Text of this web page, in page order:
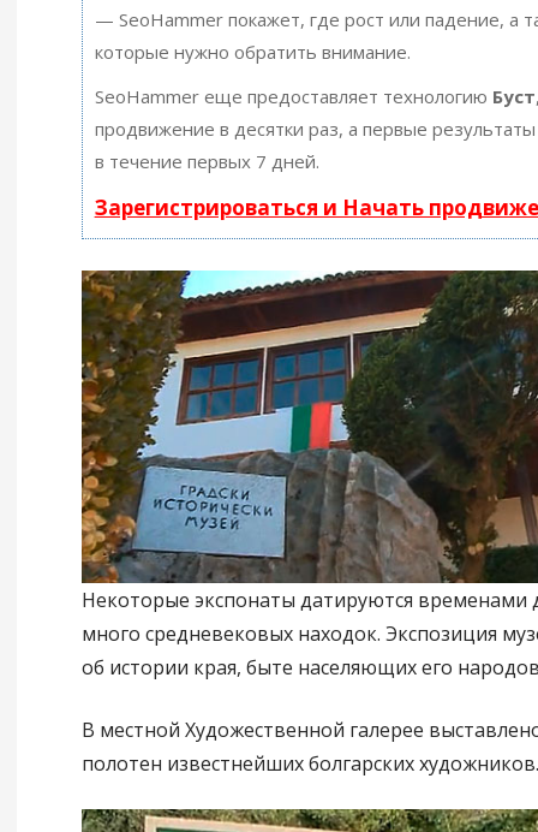
— SeoHammer покажет, где рост или падение, а
которые нужно обратить внимание.
SeoHammer еще предоставляет технологию Буст
продвижение в десятки раз, а первые
в течение первых 7 дней.
Зарегистрироваться и Начать
Некоторые экспонаты датируются временами
много средневековых находок. Экспозиция
об истории края, быте населяющих его
В местной Художественной галерее
полотен известнейших болгарских художников.